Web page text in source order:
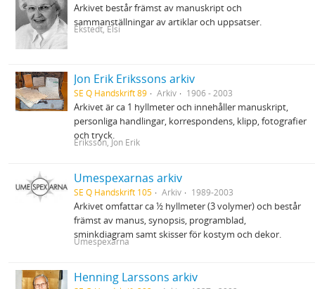
Arkivet består främst av manuskript och
sammanställningar av artiklar och uppsatser.
Ekstedt, Elsi
Jon Erik Erikssons arkiv
SE Q Handskrift 89 Arkiv 1906 - 2003
Arkivet är ca 1 hyllmeter och innehåller manuskript,
personliga handlingar, korrespondens, klipp, fotografier
och tryck.
Eriksson, Jon Erik
Umespexarnas arkiv
SE Q Handskrift 105 Arkiv 1989-2003
Arkivet omfattar ca ½ hyllmeter (3 volymer) och består
främst av manus, synopsis, programblad,
sminkdiagram samt skisser för kostym och dekor.
Umespexarna
Henning Larssons arkiv